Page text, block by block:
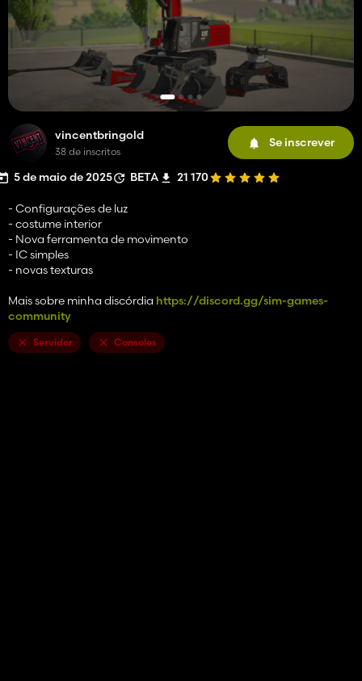
vincentbringold
38 de inscritos
Se inscrever
5 de maio de 2025 BETA 21 170
- Configurações de luz
- costume interior
- Nova ferramenta de movimento
- IC simples
- novas texturas
Mais sobre minha discórdia https://discord.gg/sim-games-
community
Servidor Consoles